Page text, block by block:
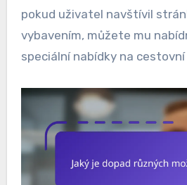
pokud uživatel navštívil
vybavením, můžete mu
speciální nabídky na cestovní